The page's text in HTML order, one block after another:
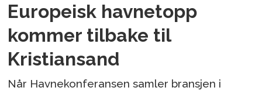
Europeisk havnetopp
kommer tilbake til
Kristiansand
Når Havnekonferansen samler bransjen i